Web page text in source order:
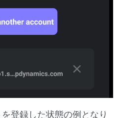
登録した状態の例となり